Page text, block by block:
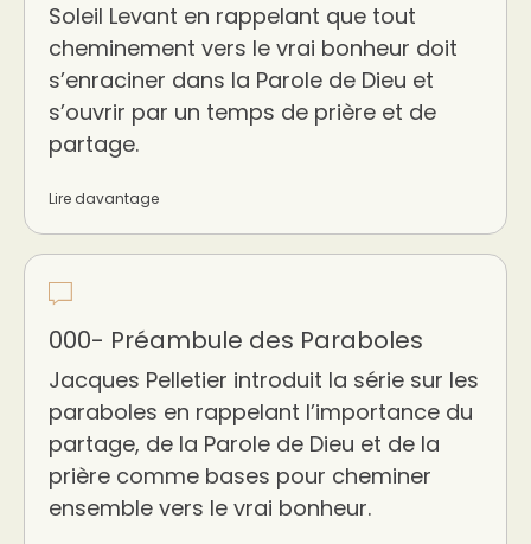
Soleil Levant en rappelant que tout
cheminement vers le vrai bonheur doit
s’enraciner dans la Parole de Dieu et
s’ouvrir par un temps de prière et de
partage.
Lire davantage
000- Préambule des Paraboles
Jacques Pelletier introduit la série sur les
paraboles en rappelant l’importance du
partage, de la Parole de Dieu et de la
prière comme bases pour cheminer
ensemble vers le vrai bonheur.